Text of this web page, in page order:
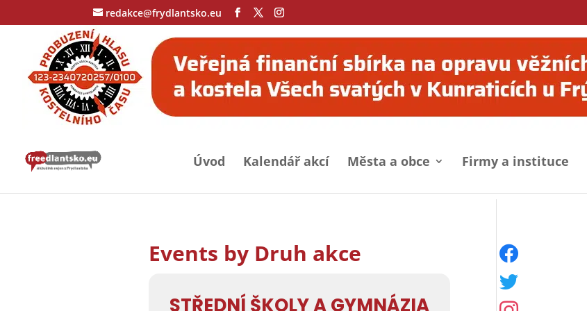
redakce@frydlantsko.eu
Úvod Kalendář akcí Města a obce Firmy a instituce
Events by Druh akce
STŘEDNÍ ŠKOLY A GYMNÁZIA
facebook
twitter
instagram